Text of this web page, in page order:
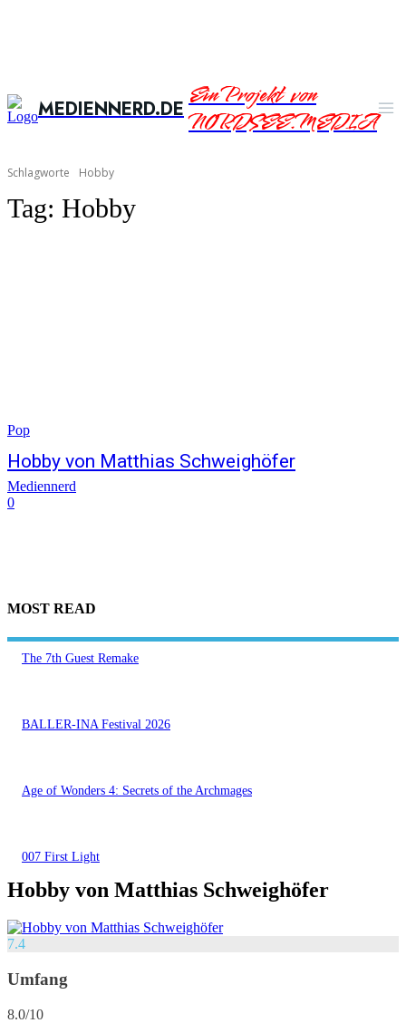
MEDIENNERD.DEEin Projekt von
NORDSEE.MEDIA
Schlagworte Hobby
Tag: Hobby
Pop
Hobby von Matthias Schweighöfer
Mediennerd
0
MOST READ
The 7th Guest Remake
BALLER-INA Festival 2026
Age of Wonders 4: Secrets of the Archmages
007 First Light
Hobby von Matthias Schweighöfer
7.4
Umfang
8.0/10